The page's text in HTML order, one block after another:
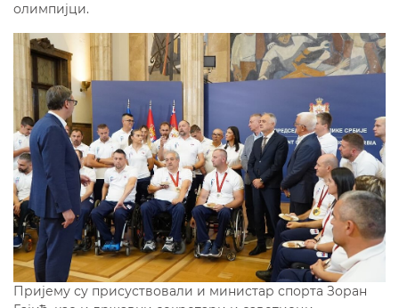
олимпијци.
Пријему су присуствовали и министар спорта Зоран